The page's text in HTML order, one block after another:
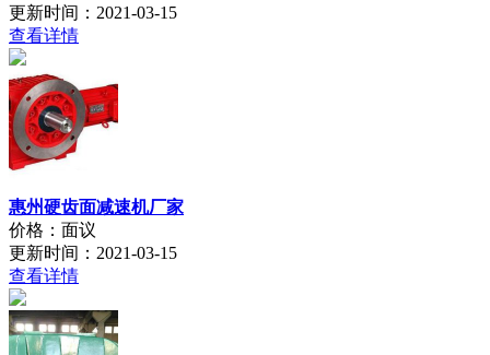
更新时间：2021-03-15
查看详情
惠州硬齿面减速机厂家
价格：面议
更新时间：2021-03-15
查看详情